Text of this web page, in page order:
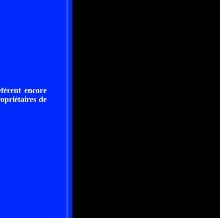
encore
de